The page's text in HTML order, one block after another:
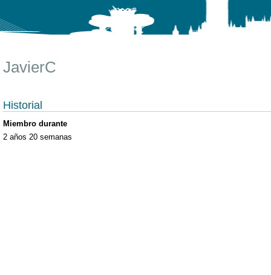
JavierC
Historial
Miembro durante
2 años 20 semanas